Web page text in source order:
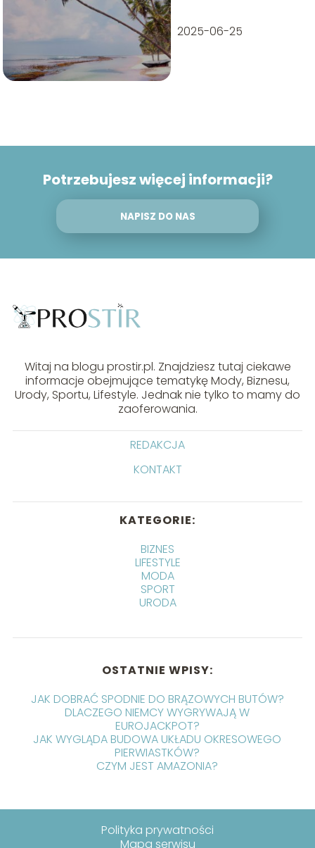
2025-06-25
Potrzebujesz więcej informacji?
NAPISZ DO NAS
Witaj na blogu prostir.pl. Znajdziesz tutaj ciekawe
informacje obejmujące tematykę Mody, Biznesu,
Urody, Sportu, Lifestyle. Jednak nie tylko to mamy do
zaoferowania.
REDAKCJA
KONTAKT
KATEGORIE:
BIZNES
LIFESTYLE
MODA
SPORT
URODA
OSTATNIE WPISY:
JAK DOBRAĆ SPODNIE DO BRĄZOWYCH BUTÓW?
DLACZEGO NIEMCY WYGRYWAJĄ W
EUROJACKPOT?
JAK WYGLĄDA BUDOWA UKŁADU OKRESOWEGO
PIERWIASTKÓW?
CZYM JEST AMAZONIA?
Polityka prywatności
Mapa serwisu